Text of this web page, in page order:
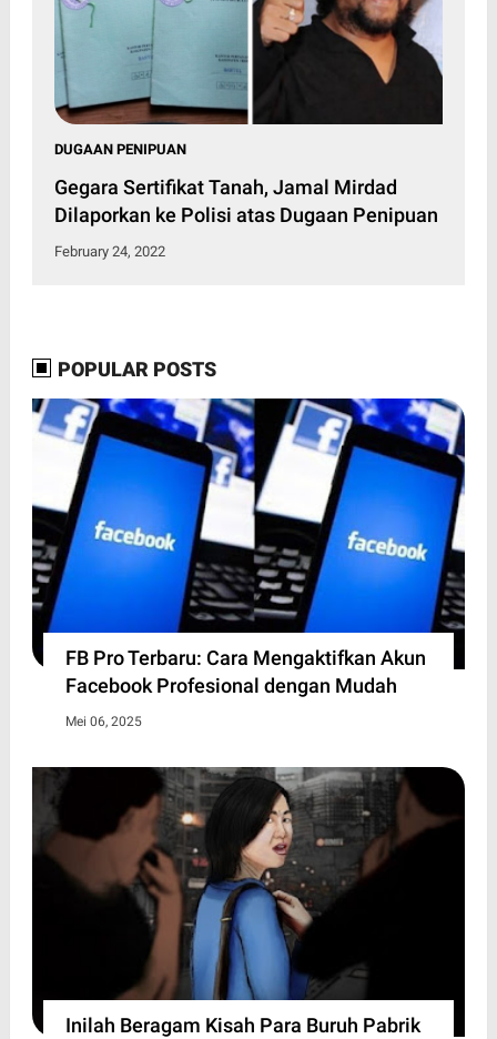
DUGAAN PENIPUAN
Gegara Sertifikat Tanah, Jamal Mirdad
Dilaporkan ke Polisi atas Dugaan Penipuan
February 24, 2022
POPULAR POSTS
FB Pro Terbaru: Cara Mengaktifkan Akun
Facebook Profesional dengan Mudah
Mei 06, 2025
Inilah Beragam Kisah Para Buruh Pabrik